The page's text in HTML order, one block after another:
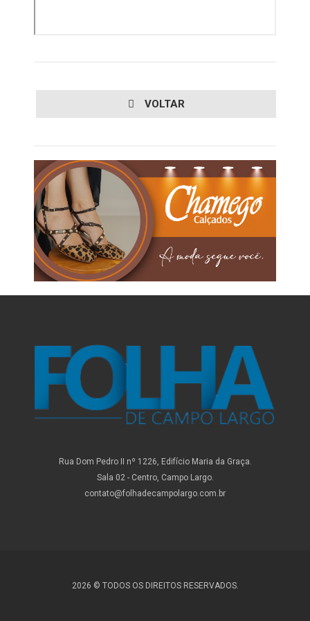
VOLTAR
Rua Dom Pedro II nº 1226, Edifício Maria da Graça.
Sala 02 - Centro, Campo Largo.
contato@folhadecampolargo.com.br
2026 © TODOS OS DIREITOS RESERVADOS.